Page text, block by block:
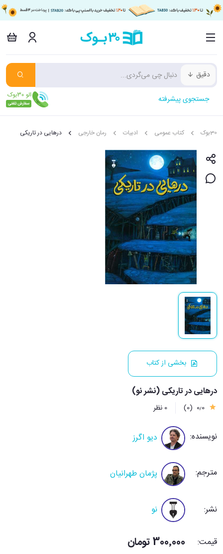
دقیق
جستجوی پیشرفته
30بوک کتاب عمومی ادبیات رمان خارجی درهایی در تاریکی
بخشی از کتاب
درهایی در تاریکی (نشر نو)
0٫0 (0) 0 نظر
نویسنده: دیو اگرز
مترجم: پژمان طهرانیان
نشر: نو
قیمت: 300٬000 تومان